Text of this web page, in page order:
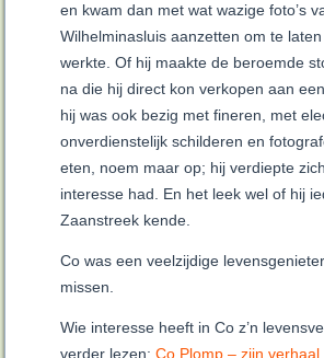
en kwam dan met wat wazige foto’s
Wilhelminasluis aanzetten om te
werkte. Of hij maakte de beroemde
na die hij direct kon verkopen aan
hij was ook bezig met fineren, met
onverdienstelijk schilderen en
eten, noem maar op; hij verdiepte
interesse had. En het leek wel of hij
Zaanstreek kende.
Co was een veelzijdige
missen.
Wie interesse heeft in Co z’n
verder lezen:Co Plomp – zijn verhaal